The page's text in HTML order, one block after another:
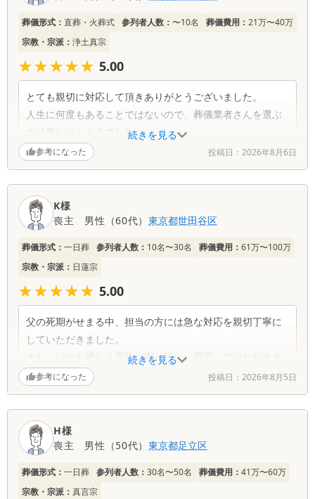
続きを見る
葬儀形式： 直葬・火葬式 参列者人数： 〜10名 葬儀費用： 21万〜40万
宗教・宗派： 浄土真宗
★★★★★
★★★★★ 5.00
とても親切に対応して頂きありがとうございました。
人生に何度もあることではないので、葬儀業者さんを選ぶ
のは難しいところでした。
大手の業者ではないこと、電話で問い合わせて頂いた時の
応対が良かったことが御社への依頼となりました。
今後の発展を祈念致します。
本当にお世話になりました。
参考になった 投稿日： 2026年8月6日
続きを見る
K様
喪主
男性 （60代）東京都世田谷区
葬儀形式： 一日葬 参列者人数： 10名〜30名 葬儀費用： 61万〜100万
宗教・宗派： 日蓮宗
★★★★★
★★★★★ 5.00
父の死期がせまる中、担当の方には急な対応を親切丁寧に
していただきました。
また、いつも優しく家族に寄り添い、見守っていただきま
した。
適切なアドバイスはいつも家族の為を思う言葉でした。
父の葬儀を担当していただけて、本当によかったです。
家族一同心より感謝致します。
ありがとうございました。
参考になった 投稿日： 2026年8月5日
H様
喪主
男性 （50代）東京都足立区
葬儀形式： 一日葬 参列者人数： 30名〜50名 葬儀費用： 41万〜60万
宗教・宗派： 真言宗